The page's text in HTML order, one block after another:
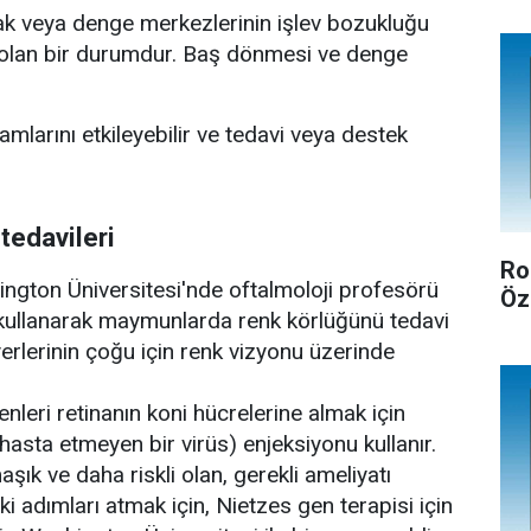
veya denge merkezlerinin işlev bozukluğu
bir durumdur. Baş dönmesi ve denge
etkileyebilir ve tedavi veya destek
Üniversitesi'nde oftalmoloji profesörü
maymunlarda renk körlüğünü tedavi
çoğu için renk vizyonu üzerinde
retinanın koni hücrelerine almak için
etmeyen bir virüs) enjeksiyonu kullanır.
ve daha riskli olan, gerekli ameliyatı
adımları atmak için, Nietzes gen terapisi için